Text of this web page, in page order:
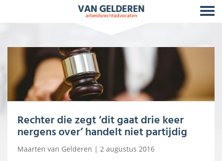
Rechter die zegt ‘dit gaat drie keer
nergens over’ handelt niet partijdig
Maarten van Gelderen | 2 augustus 2016